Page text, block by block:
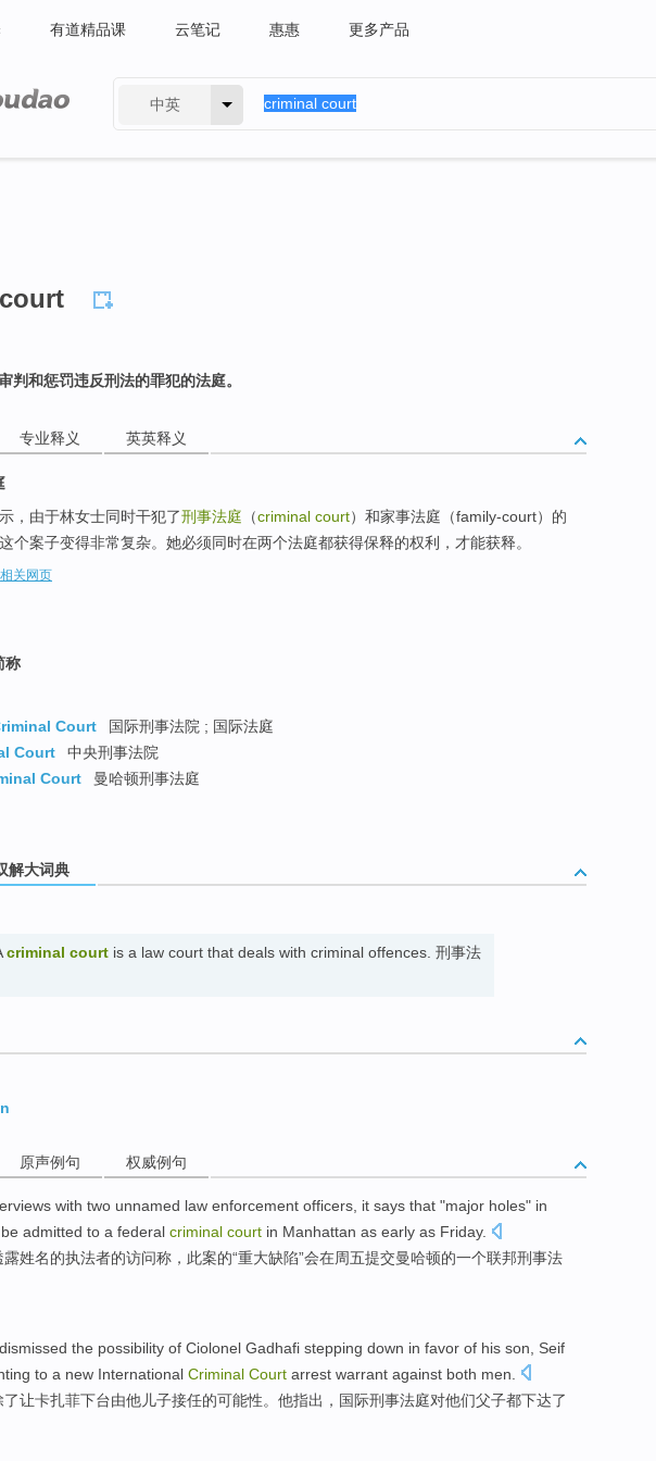
有道精品课 云笔记 惠惠 更多产品
中英
判和惩罚违反刑法的罪犯的法庭。
专业释义 英英释义
，由于林女士同时干犯了刑事法庭 （criminal court）和家事法庭（family-court）的
个案子变得非常复杂。她必须同时在两个法庭都获得保释的权利，才能获释。
相关网页
称
Court
国际刑事法院 ; 国际法庭
Court
中央刑事法院
Court
曼哈顿刑事法庭
解大词典
criminal court is a law court that deals with criminal offences. 刑事法
原声例句 权威例句
with two unnamed law enforcement officers, it says that "major holes" in
admitted to a federal criminal court in Manhattan as early as Friday.
露姓名的执法者的访问称 ， 此案的“重大缺陷”会在周五提交曼哈顿的一个联邦刑事法
dismissed the possibility of Ciolonel Gadhafi stepping down in favor of his son , Seif
to a new International Criminal Court arrest warrant against both men.
了让卡扎菲下台由他儿子接任的可能性。 他指出 ， 国际刑事法庭对他们父子都下达了